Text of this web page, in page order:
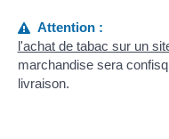
Attention :
l'achat de tabac sur un
marchandise sera
livraison.